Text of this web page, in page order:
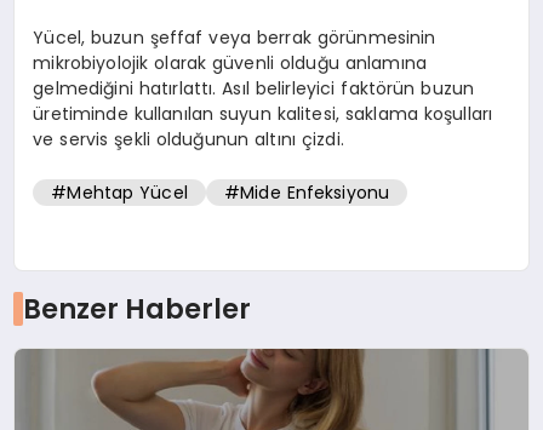
Yücel, buzun şeffaf veya berrak görünmesinin
mikrobiyolojik olarak güvenli olduğu anlamına
gelmediğini hatırlattı. Asıl belirleyici faktörün buzun
üretiminde kullanılan suyun kalitesi, saklama koşulları
ve servis şekli olduğunun altını çizdi.
#Mehtap Yücel #Mide Enfeksiyonu
Benzer Haberler